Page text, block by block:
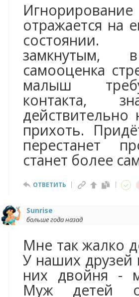
отражается на
состоянии.
самооценка
малыш
контакта,
прихоть.
перестанет
станет более
ОТВЕТИТЬ
Sunrise
больше года назад
Мне так жалко
У наших друзей
них двойня -
Муж детей